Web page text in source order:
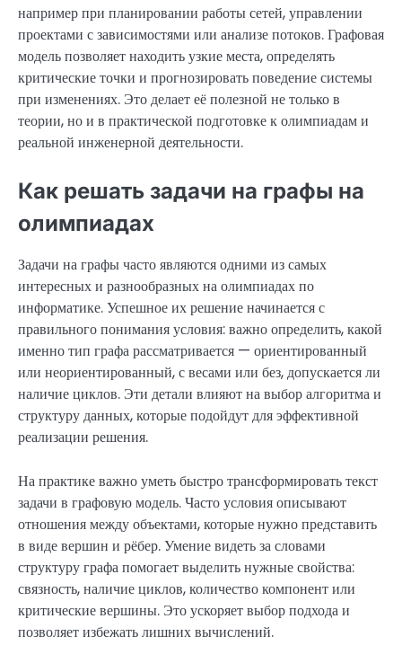
например при планировании работы сетей, управлении
проектами с зависимостями или анализе потоков. Графовая
модель позволяет находить узкие места, определять
критические точки и прогнозировать поведение системы
при изменениях. Это делает её полезной не только в
теории, но и в практической подготовке к олимпиадам и
реальной инженерной деятельности.
Как решать задачи на графы на
олимпиадах
Задачи на графы часто являются одними из самых
интересных и разнообразных на олимпиадах по
информатике. Успешное их решение начинается с
правильного понимания условия: важно определить, какой
именно тип графа рассматривается — ориентированный
или неориентированный, с весами или без, допускается ли
наличие циклов. Эти детали влияют на выбор алгоритма и
структуру данных, которые подойдут для эффективной
реализации решения.
На практике важно уметь быстро трансформировать текст
задачи в графовую модель. Часто условия описывают
отношения между объектами, которые нужно представить
в виде вершин и рёбер. Умение видеть за словами
структуру графа помогает выделить нужные свойства:
связность, наличие циклов, количество компонент или
критические вершины. Это ускоряет выбор подхода и
позволяет избежать лишних вычислений.